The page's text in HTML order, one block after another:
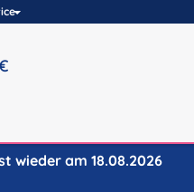
dem Merkzettel
wieder am 18.08.2026